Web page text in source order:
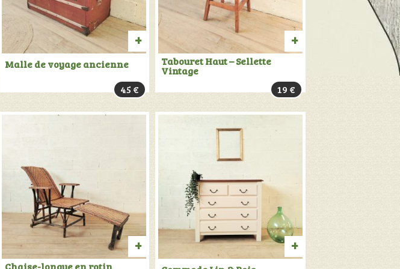
PRODUIT
AJOUTER
PANIER
Malle de voyage ancienne
45 €
PANIER
Tabouret Haut – Sellette
Vintage
19 €
AJOUTER
AJOUTER
Chaise-longue en rotin